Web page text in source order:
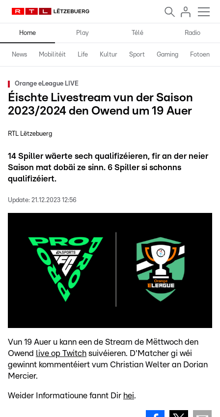
Home Play Télé Radio
News Mobilitéit Life Kultur Sport Gaming Fotoen
Orange eLeague LIVE
Éischte Livestream vun der Saison
2023/2024 den Owend um 19 Auer
RTL Lëtzebuerg
14 Spiller wäerte sech qualifizéieren, fir an der neier
Saison mat dobäi ze sinn. 6 Spiller si schonns
qualifizéiert.
Update: 21.12.2023 12:56
Vun 19 Auer u kann een de Stream de Mëttwoch den
Owend live op Twitch suivéieren. D'Matcher gi wéi
gewinnt kommentéiert vum Christian Welter an Dorian
Mercier.
Weider Informatioune fannt Dir hei.